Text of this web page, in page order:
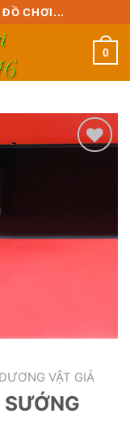
ĐỒ CHƠI...
0
DƯƠNG VẬT GIẢ